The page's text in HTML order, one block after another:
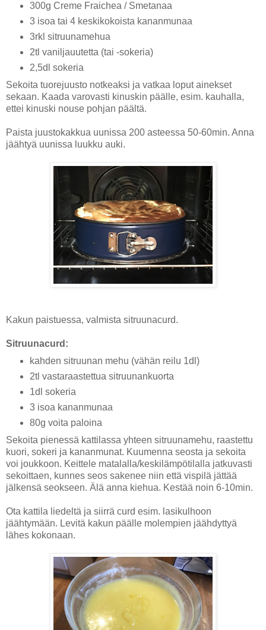
300g Creme Fraichea / Smetanaa
3 isoa tai 4 keskikokoista kananmunaa
3rkl sitruunamehua
2tl vaniljauutetta (tai -sokeria)
2,5dl sokeria
Sekoita tuorejuusto notkeaksi ja vatkaa loput ainekset
sekaan. Kaada varovasti kinuskin päälle, esim. kauhalla,
ettei kinuski nouse pohjan päältä.
Paista juustokakkua uunissa 200 asteessa 50-60min. Anna
jäähtyä uunissa luukku auki.
Kakun paistuessa, valmista sitruunacurd.
Sitruunacurd:
kahden sitruunan mehu (vähän reilu 1dl)
2tl vastaraastettua sitruunankuorta
1dl sokeria
3 isoa kananmunaa
80g voita paloina
Sekoita pienessä kattilassa yhteen sitruunamehu, raastettu
kuori, sokeri ja kananmunat. Kuumenna seosta ja sekoita
voi joukkoon. Keittele matalalla/keskilämpötilalla jatkuvasti
sekoittaen, kunnes seos sakenee niin että vispilä jättää
jälkensä seokseen. Älä anna kiehua. Kestää noin 6-10min.
Ota kattila liedeltä ja siirrä curd esim. lasikulhoon
jäähtymään. Levitä kakun päälle molempien jäähdyttyä
lähes kokonaan.